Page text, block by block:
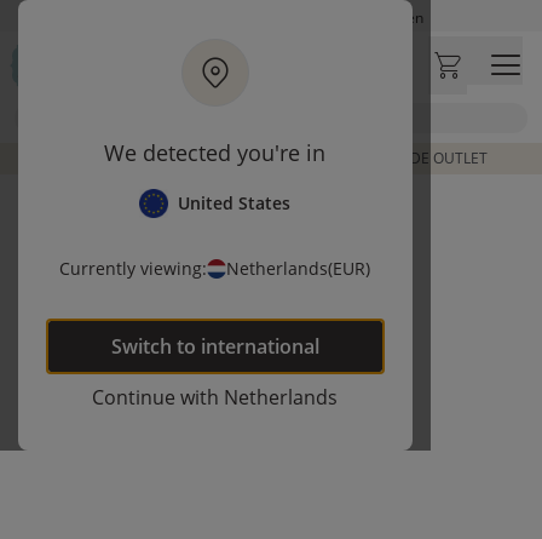
We detected you're in
United States
Currently viewing: Netherlands(EUR)
Switch to international
Continue with Netherlands
Ga naar hoofdinhoudOp werkdagen besteld, zelfde dag verzonden
Let op: vertraging bij PostNL. Levering duurt mogelijk langer
Bezoek onze concept store
DE LAATSTE ITEMS UIT VORIGE COLLECTIES | SHOP DE OUTLET